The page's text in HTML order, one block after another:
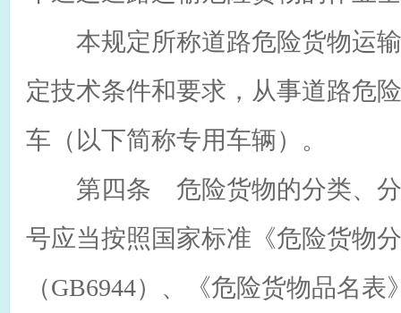
本规定所称道路危险货物运输
定技术条件和要求，从事道路危
车（以下简称专用车辆）。
第四条 危险货物的分类、分
号应当按照国家标准《危险货物
（GB6944）、《危险货物品名表